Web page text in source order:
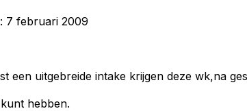
7 februari 2009
een uitgebreide intake krijgen deze wk,na
hebben.